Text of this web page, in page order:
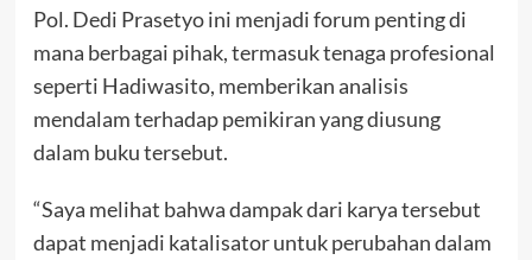
Pol. Dedi Prasetyo ini menjadi forum penting di
mana berbagai pihak, termasuk tenaga profesional
seperti Hadiwasito, memberikan analisis
mendalam terhadap pemikiran yang diusung
dalam buku tersebut.
“Saya melihat bahwa dampak dari karya tersebut
dapat menjadi katalisator untuk perubahan dalam